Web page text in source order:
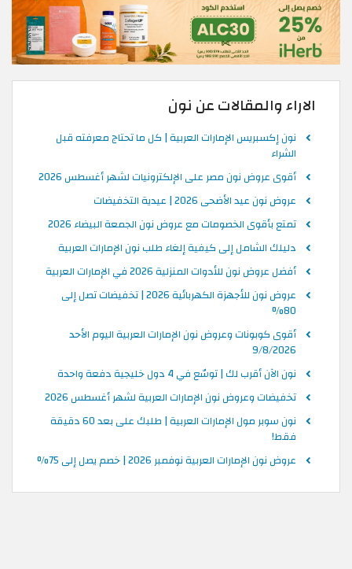
الاراء والمقالات عن نون
نون إكسبريس الإمارات العربية | كل ما تحتاج معرفته قبل
الشراء
أقوى عروض نون مصر على الإلكترونيات لشهر أغسطس 2026
عروض نون عيد الأضحى 2026 | عيدية التخفيضات
تمتع بأقوى الخصومات مع عروض نون الجمعة البيضاء 2026
دليلك الشامل إلى كيفية إلغاء طلب نون الإمارات العربية
أفضل عروض نون للأدوات المنزلية 2026 في الإمارات العربية
عروض نون للأجهزة الكهربائية 2026 | تخفيضات تصل إلى
80%
أقوى كوبونات وعروض نون الإمارات العربية اليوم الأحد
9/8/2026
نون الآن أقرب لك | توسّع في 4 دول خليجية دفعة واحدة
تخفيضات وعروض نون الإمارات العربية لشهر أغسطس 2026
نون سوبر مول الإمارات العربية | طلبك على بعد 60 دقيقة
فقط!
عروض نون الإمارات العربية نوفمبر 2026 | خصم يصل إلى 75%